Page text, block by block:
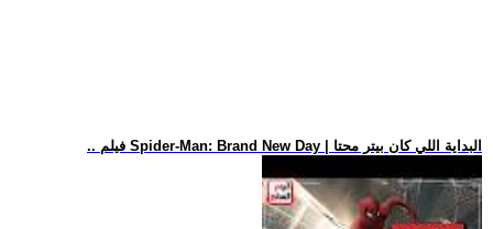
.. فيلم Spider-Man: Brand New Day | البداية اللي كان بيتر محتا